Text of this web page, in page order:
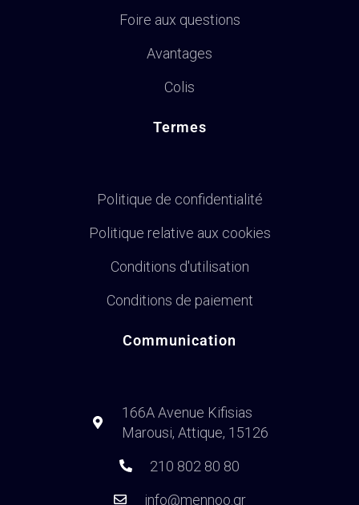
Foire aux questions
Avantages
Colis
Termes
Politique de confidentialité
Politique relative aux cookies
Conditions d'utilisation
Conditions de paiement
Communication
166A Avenue Kifisias
Marousi, Attique, 15126
210 802 80 80
info@mennoo.gr